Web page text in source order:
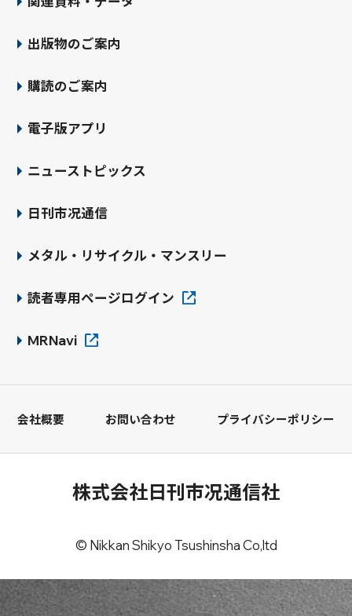
出版物のご案内
購読のご案内
電子版アプリ
ニューストピックス
日刊市况通信
メタル・リサイクル・マンスリー
読者専用ページログイン
MRNavi
会社概要 お問い合わせ プライバシーポリシー
株式会社日刊市况通信社
© Nikkan Shikyo Tsushinsha Co,ltd